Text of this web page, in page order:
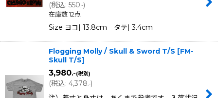
(税込: 550.-)
在庫数 12点
Size ヨコ| 13.8cm タテ| 3.4cm
Flogging Molly / Skull & Sword T/S [FM-
Skull T/S]
3,980.-(税別)
(税込: 4,378.-)